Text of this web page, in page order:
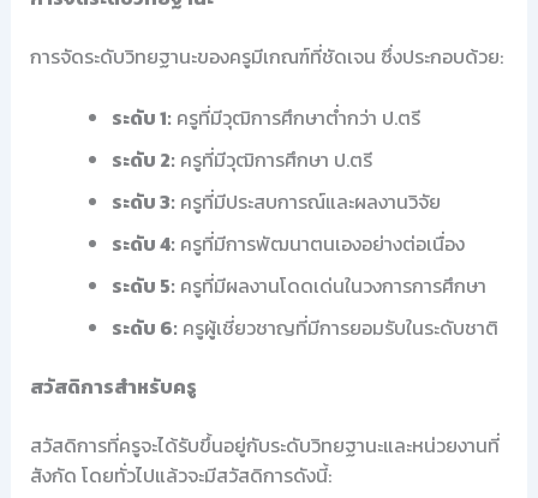
การจัดระดับวิทยฐานะของครูมีเกณฑ์ที่ชัดเจน ซึ่งประกอบด้วย:
ระดับ 1: ครูที่มีวุฒิการศึกษาต่ำกว่า ป.ตรี
ระดับ 2: ครูที่มีวุฒิการศึกษา ป.ตรี
ระดับ 3: ครูที่มีประสบการณ์และผลงานวิจัย
ระดับ 4: ครูที่มีการพัฒนาตนเองอย่างต่อเนื่อง
ระดับ 5: ครูที่มีผลงานโดดเด่นในวงการการศึกษา
ระดับ 6: ครูผู้เชี่ยวชาญที่มีการยอมรับในระดับชาติ
สวัสดิการสำหรับครู
สวัสดิการที่ครูจะได้รับขึ้นอยู่กับระดับวิทยฐานะและหน่วยงานที่
สังกัด โดยทั่วไปแล้วจะมีสวัสดิการดังนี้: